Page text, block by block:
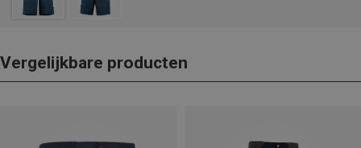
Vergelijkbare producten